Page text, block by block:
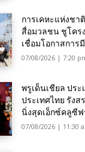
การเคหะแห่งชา
สื่อมวลชน ชูโคร
เชื่อมโอกาสการ
07/08/2026 | 7:20
พรูเด็นเชียล ปร
ประเทศไทย รัง
นิ่งสุดเอ็กซ์คลูซีฟ
07/08/2026 | 11:30